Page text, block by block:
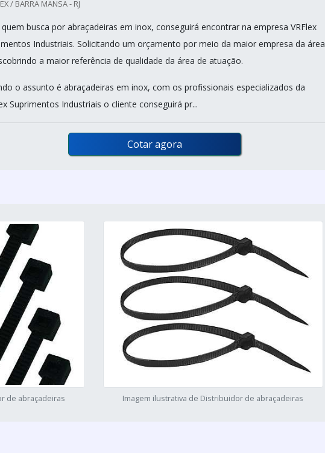
/ BARRA MANSA - RJ
quem busca por abraçadeiras em inox, conseguirá encontrar na empresa VRFlex
Industriais. Solicitando um orçamento por meio da maior empresa da área
a maior referência de qualidade da área de atuação.
o assunto é abraçadeiras em inox, com os profissionais especializados da
Suprimentos Industriais o cliente conseguirá pr...
Cotar agora
de abraçadeiras Imagem ilustrativa de Distribuidor de abraçadeiras